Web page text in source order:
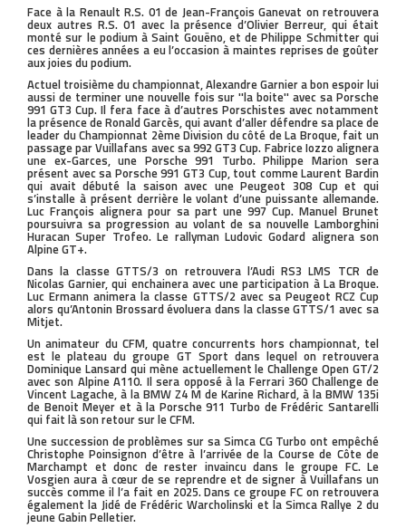
Face à la Renault R.S. 01 de Jean-François Ganevat on retrouvera
deux autres R.S. 01 avec la présence d’Olivier Berreur, qui était
monté sur le podium à Saint Gouëno, et de Philippe Schmitter qui
ces dernières années a eu l’occasion à maintes reprises de goûter
aux joies du podium.
Actuel troisième du championnat, Alexandre Garnier a bon espoir lui
aussi de terminer une nouvelle fois sur ''la boite'' avec sa Porsche
991 GT3 Cup. Il fera face à d’autres Porschistes avec notamment
la présence de Ronald Garcès, qui avant d’aller défendre sa place de
leader du Championnat 2ème Division du côté de La Broque, fait un
passage par Vuillafans avec sa 992 GT3 Cup. Fabrice Iozzo alignera
une ex-Garces, une Porsche 991 Turbo. Philippe Marion sera
présent avec sa Porsche 991 GT3 Cup, tout comme Laurent Bardin
qui avait débuté la saison avec une Peugeot 308 Cup et qui
s’installe à présent derrière le volant d’une puissante allemande.
Luc François alignera pour sa part une 997 Cup. Manuel Brunet
poursuivra sa progression au volant de sa nouvelle Lamborghini
Huracan Super Trofeo. Le rallyman Ludovic Godard alignera son
Alpine GT+.
Dans la classe GTTS/3 on retrouvera l’Audi RS3 LMS TCR de
Nicolas Garnier, qui enchainera avec une participation à La Broque.
Luc Ermann animera la classe GTTS/2 avec sa Peugeot RCZ Cup
alors qu’Antonin Brossard évoluera dans la classe GTTS/1 avec sa
Mitjet.
Un animateur du CFM, quatre concurrents hors championnat, tel
est le plateau du groupe GT Sport dans lequel on retrouvera
Dominique Lansard qui mène actuellement le Challenge Open GT/2
avec son Alpine A110. Il sera opposé à la Ferrari 360 Challenge de
Vincent Lagache, à la BMW Z4 M de Karine Richard, à la BMW 135i
de Benoit Meyer et à la Porsche 911 Turbo de Frédéric Santarelli
qui fait là son retour sur le CFM.
Une succession de problèmes sur sa Simca CG Turbo ont empêché
Christophe Poinsignon d’être à l’arrivée de la Course de Côte de
Marchampt et donc de rester invaincu dans le groupe FC. Le
Vosgien aura à cœur de se reprendre et de signer à Vuillafans un
succès comme il l’a fait en 2025. Dans ce groupe FC on retrouvera
également la Jidé de Frédéric Warcholinski et la Simca Rallye 2 du
jeune Gabin Pelletier.